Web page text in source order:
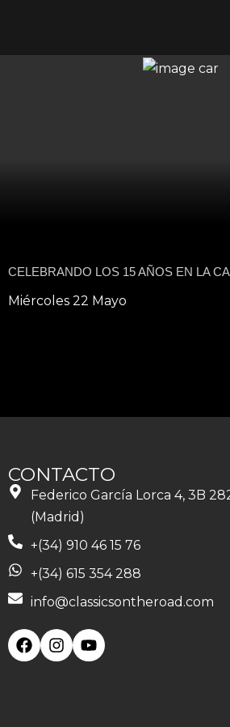
CELEBRANDO LOS 15 AÑOS EN LA
Miércoles 22 Mayo
CONTACTO
Federico García Lorca 4, 3B
(Madrid)
+(34) 910 46 15 76
+(34) 615 354 288
info@classicsontheroad.com